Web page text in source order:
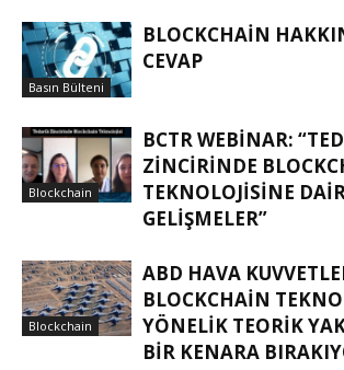
Basın Bülteni
BLOCKCHAIN
CEVAP
Blockchain
BCTR WEBINAR:
ZINCIRINDE
TEKNOLOJISINE
GELIŞMELER”
Blockchain
ABD HAVA
BLOCKCHAIN
YÖNELIK TEORIK
BIR KENARA